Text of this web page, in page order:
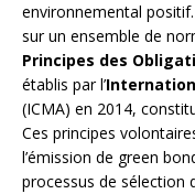
environnemental
sur un ensemble de
Principes des
établis par l’
(ICMA) en 2014,
Ces principes
l’émission de green
processus de sélection